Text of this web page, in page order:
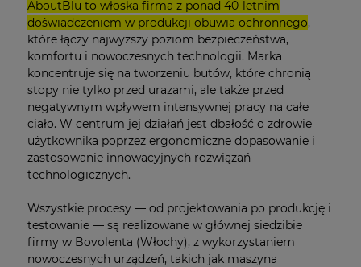
AboutBlu to włoska firma z ponad 40-letnim
doświadczeniem w produkcji obuwia ochronnego,
które łączy najwyższy poziom bezpieczeństwa,
komfortu i nowoczesnych technologii. Marka
koncentruje się na tworzeniu butów, które chronią
stopy nie tylko przed urazami, ale także przed
negatywnym wpływem intensywnej pracy na całe
ciało. W centrum jej działań jest dbałość o zdrowie
użytkownika poprzez ergonomiczne dopasowanie i
zastosowanie innowacyjnych rozwiązań
technologicznych.
Wszystkie procesy — od projektowania po produkcję i
testowanie — są realizowane w głównej siedzibie
firmy w Bovolenta (Włochy), z wykorzystaniem
nowoczesnych urządzeń, takich jak maszyna